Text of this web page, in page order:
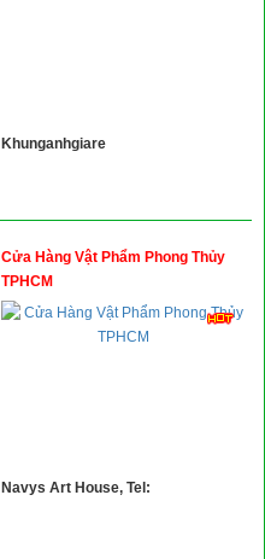
Khunganhgiare
Cửa Hàng Vật Phẩm Phong Thủy
TPHCM
Navys Art House, Tel: